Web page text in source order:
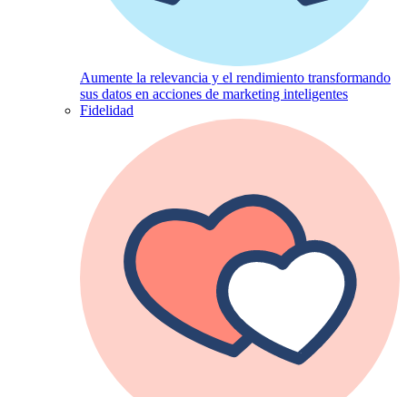
Aumente la relevancia y el rendimiento transformando
sus datos en acciones de marketing inteligentes
Fidelidad